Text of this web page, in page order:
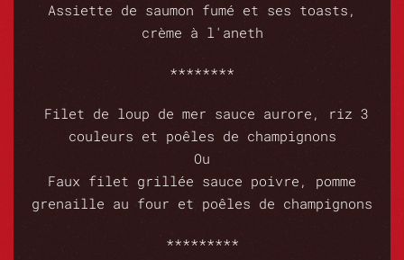
Assiette de saumon fumé et ses toasts,
crème à l'aneth
********
Filet de loup de mer sauce aurore, riz 3
couleurs et poêles de champignons
Ou
Faux filet grillée sauce poivre, pomme
grenaille au four et poêles de champignons
*********